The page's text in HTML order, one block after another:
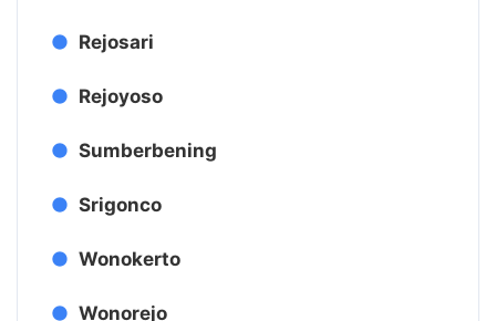
Rejosari
Rejoyoso
Sumberbening
Srigonco
Wonokerto
Wonorejo